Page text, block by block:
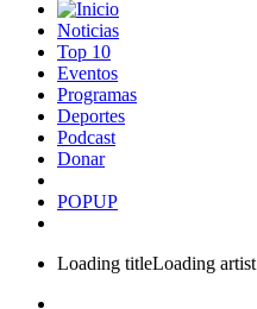
Noticias
Top 10
Eventos
Programas
Deportes
Podcast
Donar
POPUP
Loading titleLoading artist